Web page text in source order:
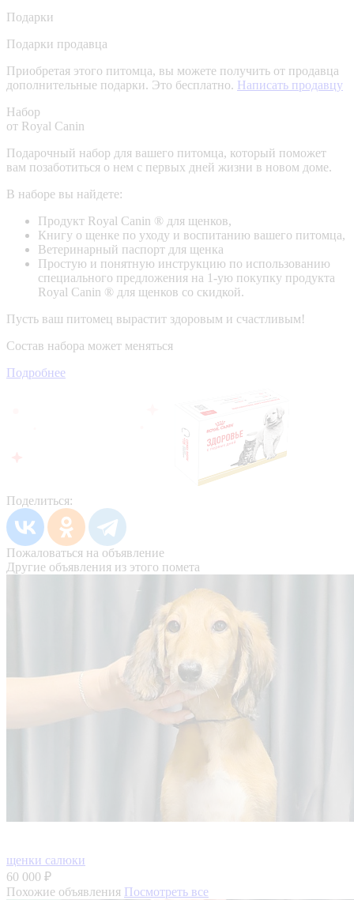
Подарки
Подарки продавца
Приобретая этого питомца, вы можете получить от продавца
дополнительные подарки. Это бесплатно. Написать продавцу
Набор
от Royal Canin
Подарочный набор для вашего питомца, который поможет
вам позаботиться о нем с первых дней жизни в новом доме.
В наборе вы найдете:
Продукт Royal Canin ® для щенков,
Книгу о щенке по уходу и воспитанию вашего питомца,
Ветеринарный паспорт для щенка
Простую и понятную инструкцию по использованию
специального предложения на 1-ую покупку продукта
Royal Canin ® для щенков со скидкой.
Пусть ваш питомец вырастит здоровым и счастливым!
Состав набора может меняться
Подробнее
Поделиться:
Пожаловаться на объявление
Другие объявления из этого помета
щенки салюки
60 000 ₽
Похожие объявления Посмотреть все